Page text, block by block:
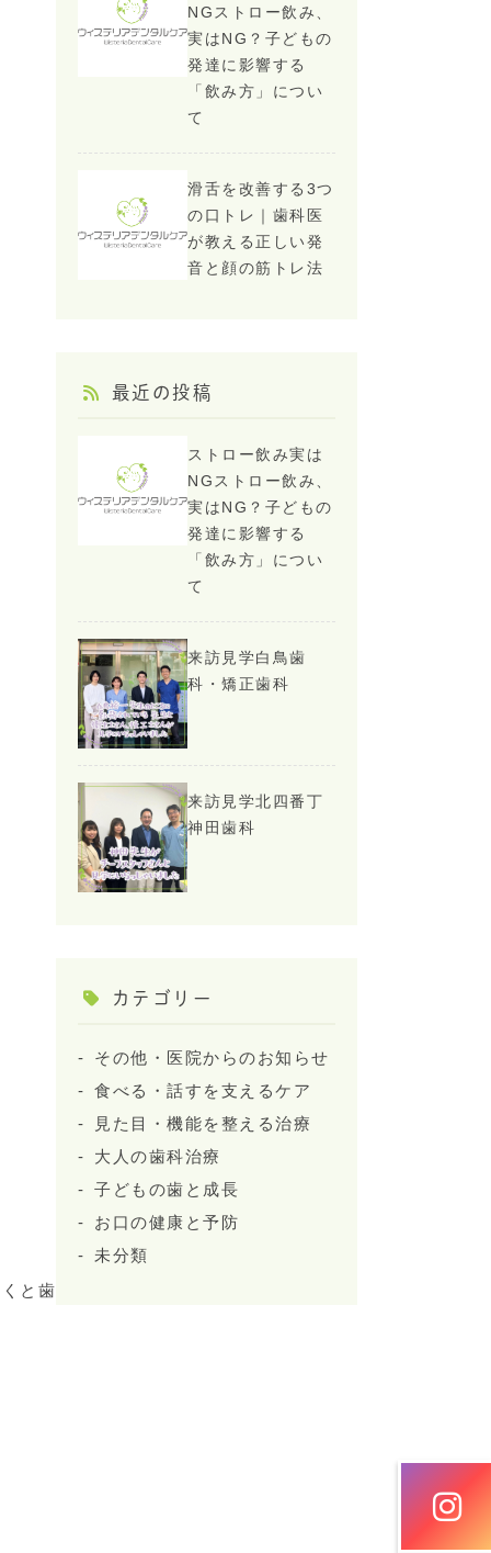
と歯
NGストロー飲み、
実はNG？子どもの
発達に影響する
「飲み方」につい
て
滑舌を改善する3つ
の口トレ｜歯科医
が教える正しい発
音と顔の筋トレ法
最近の投稿
ストロー飲み実は
NGストロー飲み、
実はNG？子どもの
発達に影響する
「飲み方」につい
て
来訪見学白鳥歯
科・矯正歯科
来訪見学北四番丁
神田歯科
カテゴリー
その他・医院からのお知らせ
食べる・話すを支えるケア
見た目・機能を整える治療
大人の歯科治療
子どもの歯と成長
お口の健康と予防
未分類